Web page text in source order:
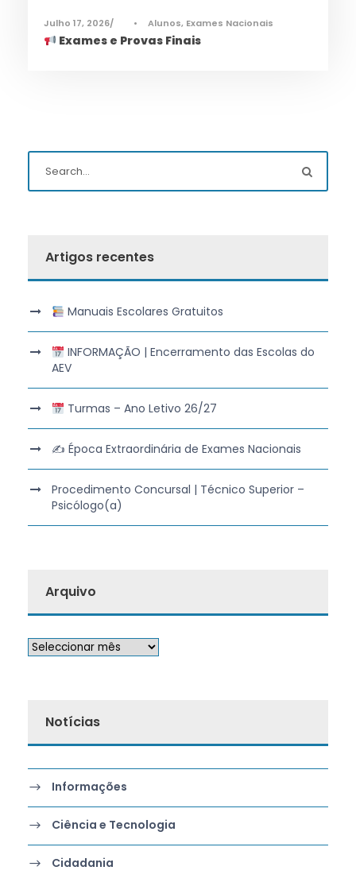
Julho 17, 2026 • Alunos, Exames Nacionais
Exames e Provas Finais
Artigos recentes
Manuais Escolares Gratuitos
INFORMAÇÃO | Encerramento das Escolas do
AEV
Turmas – Ano Letivo 26/27
✍️ Época Extraordinária de Exames Nacionais
Procedimento Concursal | Técnico Superior –
Psicólogo(a)
Arquivo
Notícias
Informações
Ciência e Tecnologia
Cidadania